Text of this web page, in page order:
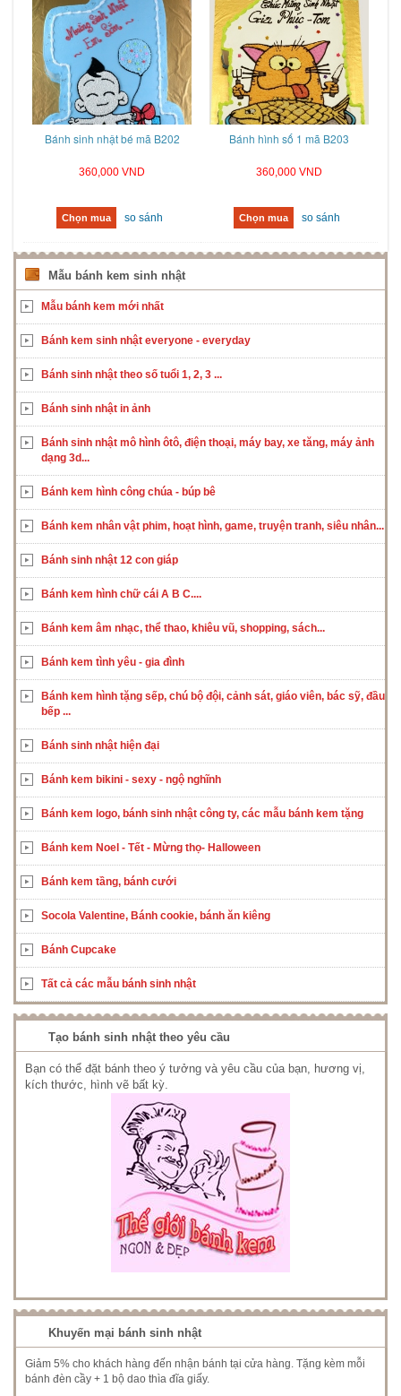
Bánh sinh nhật bé mã B202
360,000 VND
Chọn mua so sánh
Bánh hình số 1 mã B203
360,000 VND
Chọn mua so sánh
Mẫu bánh kem sinh nhật
Mẫu bánh kem mới nhất
Bánh kem sinh nhật everyone - everyday
Bánh sinh nhật theo số tuổi 1, 2, 3 ...
Bánh sinh nhật in ảnh
Bánh sinh nhật mô hình ôtô, điện thoại, máy bay, xe tăng, máy ảnh
dạng 3d...
Bánh kem hình công chúa - búp bê
Bánh kem nhân vật phim, hoạt hình, game, truyện tranh, siêu nhân...
Bánh sinh nhật 12 con giáp
Bánh kem hình chữ cái A B C....
Bánh kem âm nhạc, thể thao, khiêu vũ, shopping, sách...
Bánh kem tình yêu - gia đình
Bánh kem hình tặng sếp, chú bộ đội, cảnh sát, giáo viên, bác sỹ, đầu
bếp ...
Bánh sinh nhật hiện đại
Bánh kem bikini - sexy - ngộ nghĩnh
Bánh kem logo, bánh sinh nhật công ty, các mẫu bánh kem tặng
Bánh kem Noel - Tết - Mừng thọ- Halloween
Bánh kem tầng, bánh cưới
Socola Valentine, Bánh cookie, bánh ăn kiêng
Bánh Cupcake
Tất cả các mẫu bánh sinh nhật
Tạo bánh sinh nhật theo yêu cầu
Bạn có thể đặt bánh theo ý tưởng và yêu cầu của bạn, hương vị,
kích thước, hình vẽ bất kỳ.
Khuyến mại bánh sinh nhật
Giảm 5% cho khách hàng đến nhận bánh tại cửa hàng. Tặng kèm mỗi
bánh đèn cầy + 1 bộ dao thìa đĩa giấy.